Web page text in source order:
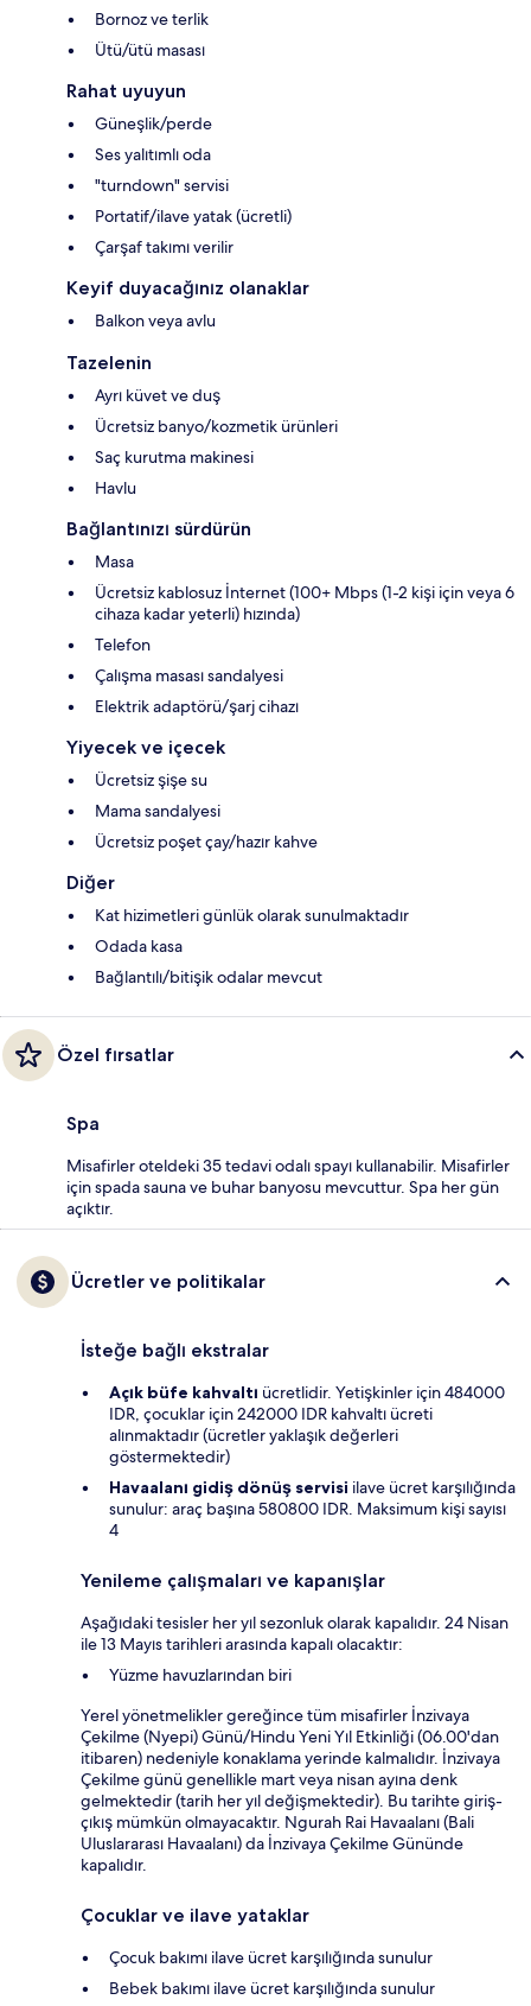
Bornoz ve terlik
Ütü/ütü masası
Rahat uyuyun
Güneşlik/perde
Ses yalıtımlı oda
"turndown" servisi
Portatif/ilave yatak (ücretli)
Çarşaf takımı verilir
Keyif duyacağınız olanaklar
Balkon veya avlu
Tazelenin
Ayrı küvet ve duş
Ücretsiz banyo/kozmetik ürünleri
Saç kurutma makinesi
Havlu
Bağlantınızı sürdürün
Masa
Ücretsiz kablosuz İnternet (100+ Mbps (1-2 kişi için veya 6
cihaza kadar yeterli) hızında)
Telefon
Çalışma masası sandalyesi
Elektrik adaptörü/şarj cihazı
Yiyecek ve içecek
Ücretsiz şişe su
Mama sandalyesi
Ücretsiz poşet çay/hazır kahve
Diğer
Kat hizimetleri günlük olarak sunulmaktadır
Odada kasa
Bağlantılı/bitişik odalar mevcut
Özel fırsatlar
Spa
Misafirler oteldeki 35 tedavi odalı spayı kullanabilir. Misafirler
için spada sauna ve buhar banyosu mevcuttur. Spa her gün
açıktır.
Ücretler ve politikalar
İsteğe bağlı ekstralar
Açık büfe kahvaltı ücretlidir. Yetişkinler için 484000
IDR, çocuklar için 242000 IDR kahvaltı ücreti
alınmaktadır (ücretler yaklaşık değerleri
göstermektedir)
Havaalanı gidiş dönüş servisi ilave ücret karşılığında
sunulur: araç başına 580800 IDR. Maksimum kişi sayısı
4
Yenileme çalışmaları ve kapanışlar
Aşağıdaki tesisler her yıl sezonluk olarak kapalıdır. 24 Nisan
ile 13 Mayıs tarihleri arasında kapalı olacaktır:
Yüzme havuzlarından biri
Yerel yönetmelikler gereğince tüm misafirler İnzivaya
Çekilme (Nyepi) Günü/Hindu Yeni Yıl Etkinliği (06.00'dan
itibaren) nedeniyle konaklama yerinde kalmalıdır. İnzivaya
Çekilme günü genellikle mart veya nisan ayına denk
gelmektedir (tarih her yıl değişmektedir). Bu tarihte giriş-
çıkış mümkün olmayacaktır. Ngurah Rai Havaalanı (Bali
Uluslararası Havaalanı) da İnzivaya Çekilme Gününde
kapalıdır.
Çocuklar ve ilave yataklar
Çocuk bakımı ilave ücret karşılığında sunulur
Bebek bakımı ilave ücret karşılığında sunulur